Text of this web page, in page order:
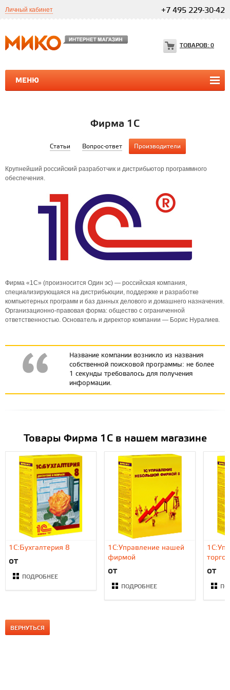
Личный кабинет +7 495 229-30-42
МЕНЮ
ТОВАРОВ: 0
ПРОГРАММЫ 1С 1С
Фирма 1С
Статьи Вопрос-ответ Производители
Крупнейший российский разработчик и дистрибьютор программного
обеспечения.
Фирма «1С» (произносится Один эс) — российская компания,
специализирующаяся на дистрибьюции, поддержке и разработке
компьютерных программ и баз данных делового и домашнего назначения.
Организационно-правовая форма: общество с ограниченной
ответственностью. Основатель и директор компании — Борис Нуралиев.
Название компании возникло из названия
собственной поисковой программы: не более
1 секунды требовалось для получения
информации.
Товары Фирма 1С в нашем магазине
1С:Бухгалтерия 8
от
ПОДРОБНЕЕ
1C:Управление нашей
фирмой
от
ПОДРОБНЕЕ
от
ВЕРНУТЬСЯ